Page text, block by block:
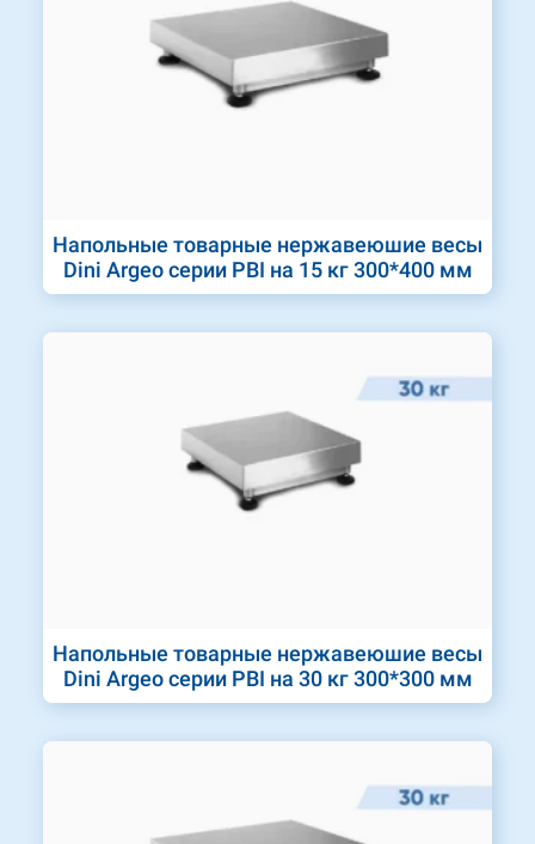
Напольные товарные нержавеюшие весы
Dini Argeo серии PBI на 15 кг 300*400 мм
Напольные товарные нержавеюшие весы
Dini Argeo серии PBI на 30 кг 300*300 мм